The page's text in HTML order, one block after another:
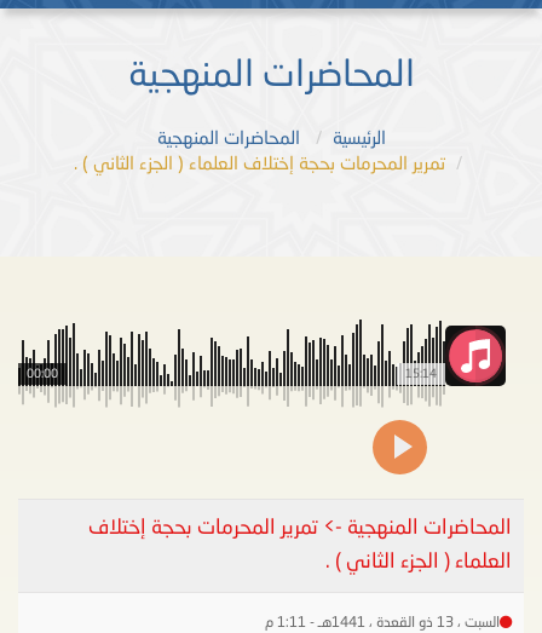
المحاضرات المنهجية
الرئيسية
المحاضرات المنهجية
تمرير المحرمات بحجة إختلاف العلماء ( الجزء الثاني ) .
15:14
00:00
المحاضرات المنهجية -> تمرير المحرمات بحجة إختلاف
العلماء ( الجزء الثاني ) .
السبت ، 13 ذو القعدة ، 1441هـ - 1:11 م